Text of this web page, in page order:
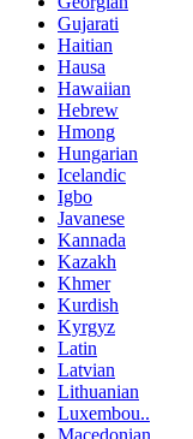
Gujarati
Haitian
Hausa
Hawaiian
Hebrew
Hmong
Hungarian
Icelandic
Igbo
Javanese
Kannada
Kazakh
Khmer
Kurdish
Kyrgyz
Latin
Latvian
Lithuanian
Luxembou..
Macedonian